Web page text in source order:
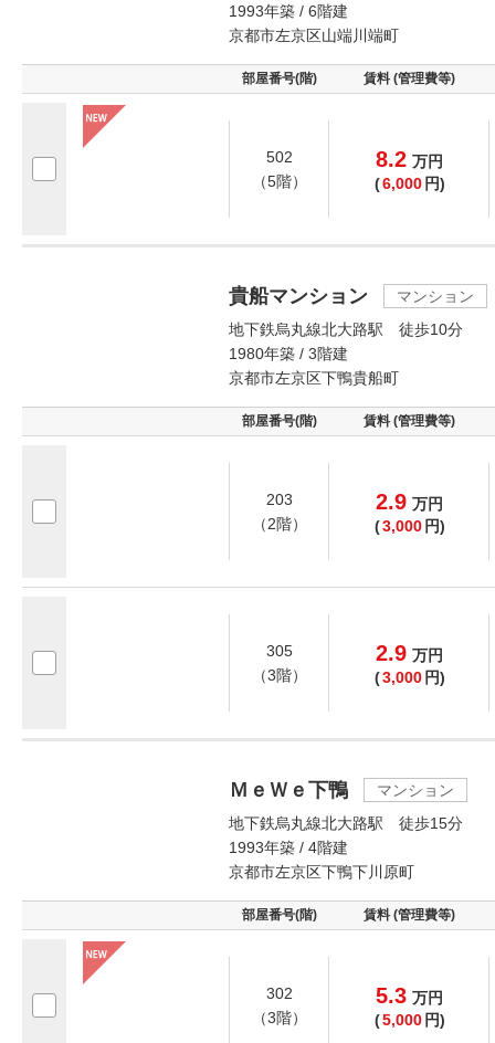
1993年築 / 6階建
京都市左京区山端川端町
部屋番号(階) 賃料 (管理費等)
502
（5階）
8.2 万円
(6,000 円)
貴船マンション
マンション
地下鉄烏丸線北大路駅 徒歩10分
1980年築 / 3階建
京都市左京区下鴨貴船町
部屋番号(階) 賃料 (管理費等)
203
（2階）
2.9 万円
(3,000 円)
305
（3階）
2.9 万円
(3,000 円)
ＭｅＷｅ下鴨
マンション
地下鉄烏丸線北大路駅 徒歩15分
1993年築 / 4階建
京都市左京区下鴨下川原町
部屋番号(階) 賃料 (管理費等)
302
（3階）
5.3 万円
(5,000 円)